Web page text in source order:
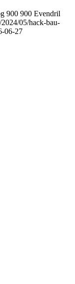
900 900 Evendril
05/hack-bau-
06-27